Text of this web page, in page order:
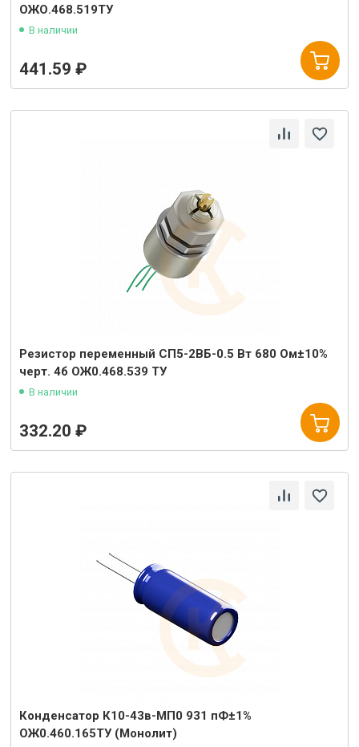
ОЖО.468.519ТУ
В наличии
441.59 ₽
Резистор переменный СП5-2ВБ-0.5 Вт 680 Ом±10%
черт. 4б ОЖ0.468.539 ТУ
В наличии
332.20 ₽
Конденсатор К10-43в-МП0 931 пФ±1%
ОЖ0.460.165ТУ (Монолит)